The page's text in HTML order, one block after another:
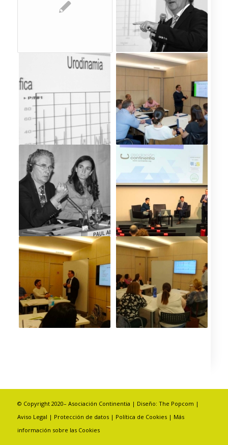
© Copyright 2020– Asociación Continentia | Diseño: The Popcom |
Aviso Legal | Protección de datos | Política de Cookies| Más
información sobre las Cookies